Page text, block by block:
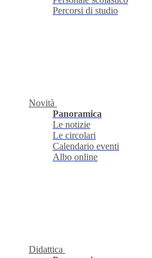
Percorsi di studio
Novità
Panoramica
Le notizie
Le circolari
Calendario eventi
Albo online
Didattica